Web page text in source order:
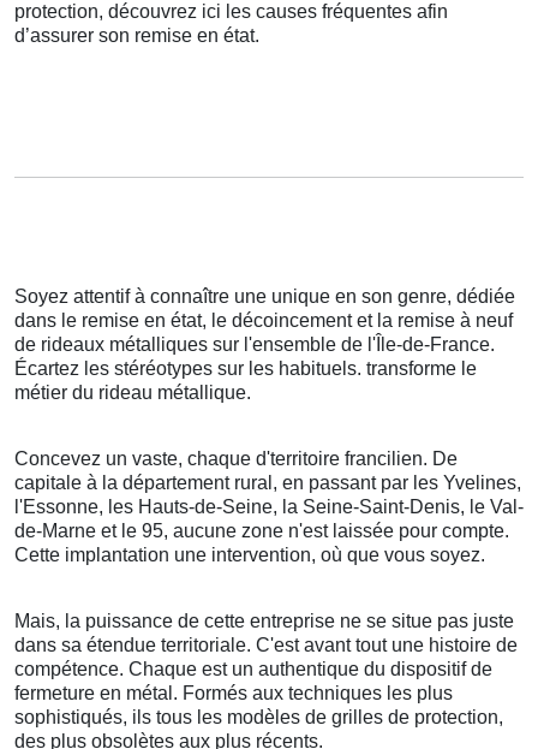
protection, découvrez ici les causes fréquentes afin
d’assurer son remise en état.
Soyez attentif à connaître une unique en son genre, dédiée
dans le remise en état, le décoincement et la remise à neuf
de rideaux métalliques sur l'ensemble de l'Île-de-France.
Écartez les stéréotypes sur les habituels. transforme le
métier du rideau métallique.
Concevez un vaste, chaque d'territoire francilien. De
capitale à la département rural, en passant par les Yvelines,
l'Essonne, les Hauts-de-Seine, la Seine-Saint-Denis, le Val-
de-Marne et le 95, aucune zone n'est laissée pour compte.
Cette implantation une intervention, où que vous soyez.
Mais, la puissance de cette entreprise ne se situe pas juste
dans sa étendue territoriale. C'est avant tout une histoire de
compétence. Chaque est un authentique du dispositif de
fermeture en métal. Formés aux techniques les plus
sophistiqués, ils tous les modèles de grilles de protection,
des plus obsolètes aux plus récents.